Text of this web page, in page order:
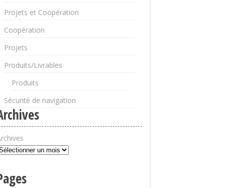
Projets et Coopération
Coopération
Projets
Produits/Livrables
Produits
Sécurité de navigation